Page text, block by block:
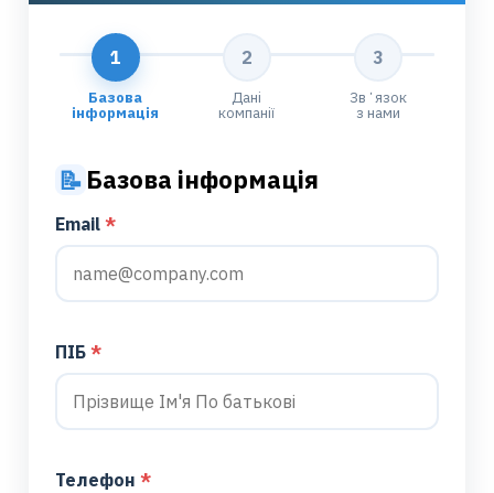
1
Базова
інформація
2
Дані
компанії
3
Звʼязок
з нами
📝 Базова інформація
Email
ПІБ
Телефон